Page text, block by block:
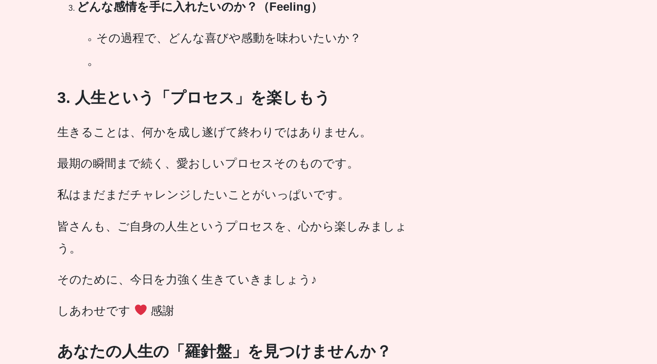
どんな感情を手に入れたいのか？（Feeling）
その過程で、どんな喜びや感動を味わいたいか？
3. 人生という「プロセス」を楽しもう
生きることは、何かを成し遂げて終わりではありません。
最期の瞬間まで続く、愛おしいプロセスそのものです。
私はまだまだチャレンジしたいことがいっぱいです。
皆さんも、ご自身の人生というプロセスを、心から楽しみましょ
う。
そのために、今日を力強く生きていきましょう♪
しあわせです 感謝
あなたの人生の「羅針盤」を見つけませんか？